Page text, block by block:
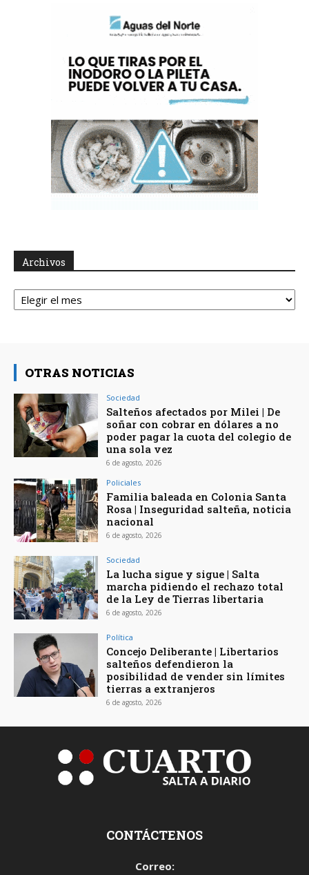
Archivos
Archivos
OTRAS NOTICIAS
Sociedad
Salteños afectados por Milei | De
soñar con cobrar en dólares a no
poder pagar la cuota del colegio de
una sola vez
6 de agosto, 2026
Policiales
Familia baleada en Colonia Santa
Rosa | Inseguridad salteña, noticia
nacional
6 de agosto, 2026
Sociedad
La lucha sigue y sigue | Salta
marcha pidiendo el rechazo total
de la Ley de Tierras libertaria
6 de agosto, 2026
Política
Concejo Deliberante | Libertarios
salteños defendieron la
posibilidad de vender sin límites
tierras a extranjeros
6 de agosto, 2026
CONTÁCTENOS
Correo: